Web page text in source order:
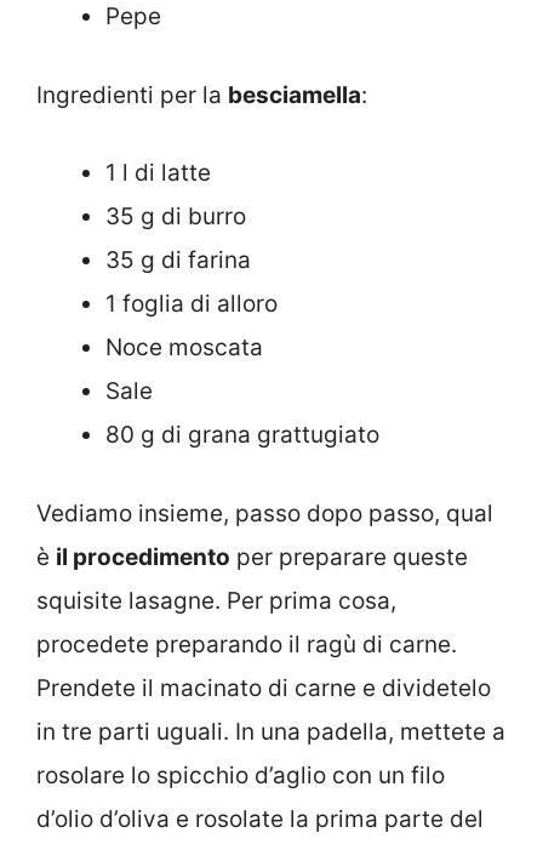
Pepe
Ingredienti per la besciamella:
1 l di latte
35 g di burro
35 g di farina
1 foglia di alloro
Noce moscata
Sale
80 g di grana grattugiato
Vediamo insieme, passo dopo passo, qual
è il procedimento per preparare queste
squisite lasagne. Per prima cosa,
procedete preparando il ragù di carne.
Prendete il macinato di carne e dividetelo
in tre parti uguali. In una padella, mettete a
rosolare lo spicchio d’aglio con un filo
d’olio d’oliva e rosolate la prima parte del